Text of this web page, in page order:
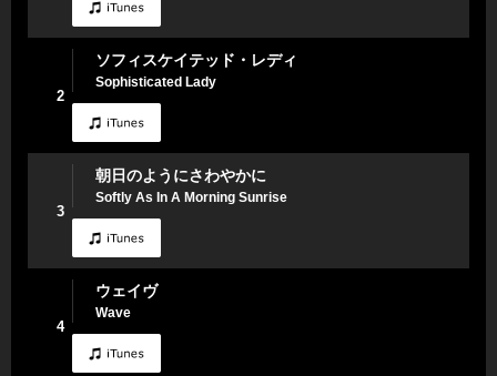
2
ソフィスケイテッド・レディ
Sophisticated Lady
3
朝日のようにさわやかに
Softly As In A Morning Sunrise
4
ウェイヴ
Wave